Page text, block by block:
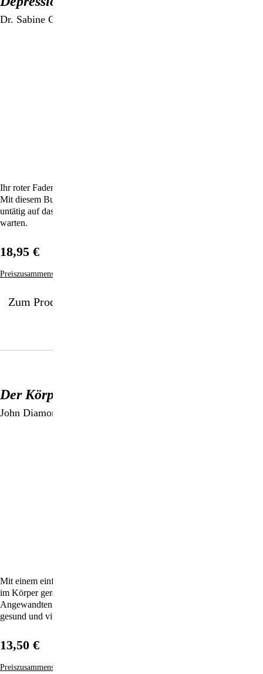
Dr. Sabine Gapp-Bauß
Ihr roter Faden aus der Krise: Die wirksamsten Selbsthilfestrategien.
Mit diesem Buch können Betroffene selbst aktiv zu werden, statt
untätig auf das Wirksamwerden von Medikamenten oder Therapien zu
warten.
Zum Produkt
18,95 €
Preiszusammensetzung
Der Körper lügt nicht
John Diamond
Mit einem einfachen Test kann man erkennen, ob die Lebensenergie
im Körper gerade gestärkt oder geschwächt wird. – Ein Klassiker der
Angewandten Kinesiologie und erhellender Ratgeber für alle, die
gesund und vital bleiben wollen.
13,50 €
Preiszusammensetzung